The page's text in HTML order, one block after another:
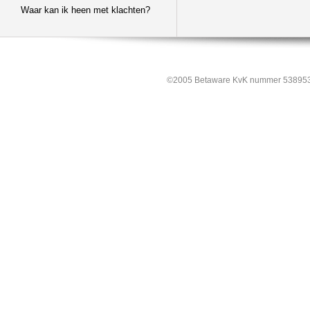
Waar kan ik heen met klachten?
©2005 Betaware KvK nummer